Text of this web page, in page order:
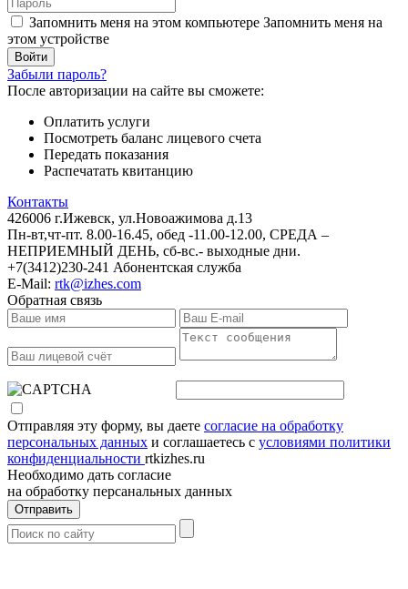
Запомнить меня на этом компьютере Запомнить меня на
этом устройстве
Забыли пароль?
После авторизации на сайте вы сможете:
Оплатить услуги
Посмотреть баланс лицевого счета
Передать показания
Распечатать квитанцию
Контакты
426006 г.Ижевск, ул.Новоажимова д.13
Пн-вт,чт-пт. 8.00-16.45, обед -11.00-12.00, СРЕДА –
НЕПРИЕМНЫЙ ДЕНЬ, сб-вс.- выходные дни.
+7(3412)230-241 Абонентская служба
E-Mail: rtk@izhes.com
Обратная связь
Отправляя эту форму, вы даете согласие на обработку
персональных данных и соглашаетесь с условиями политики
конфиденциальности rtkizhes.ru
Необходимо дать согласие
на обработку персанальных данных
Отправить